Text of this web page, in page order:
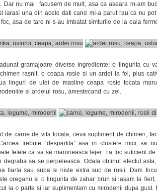
Dar nu mai facusem de mult, asa ca aseara m-am
iarasi una din acele dati cand mi-a parut rau ca nu
asa de tare ni s-au imbatat simturile de la oala
gramajoare diverse ingrediente: o lingurita cu
rasnit, o ceapa rosie si un ardei la fel, plus
linguri de ulei de masline ceapa rosie tocata
si ardeiul rosu, amestecand cu zel.
de carne de vita tocata, ceva supliment de chimen,
trebuie “despartita” asa in clustere mici, sa
fetele ca sa se maroneasca lejer. La foc suficient
degraba sa se perpeleasca. Odata obtinut efectul
fiarta sau supa si niste extra suc de rosii. Dam
oregano si o lingurita de zahar brun si lasam la
la o parte si iar suplimentam cu mirodenii dupa gust.